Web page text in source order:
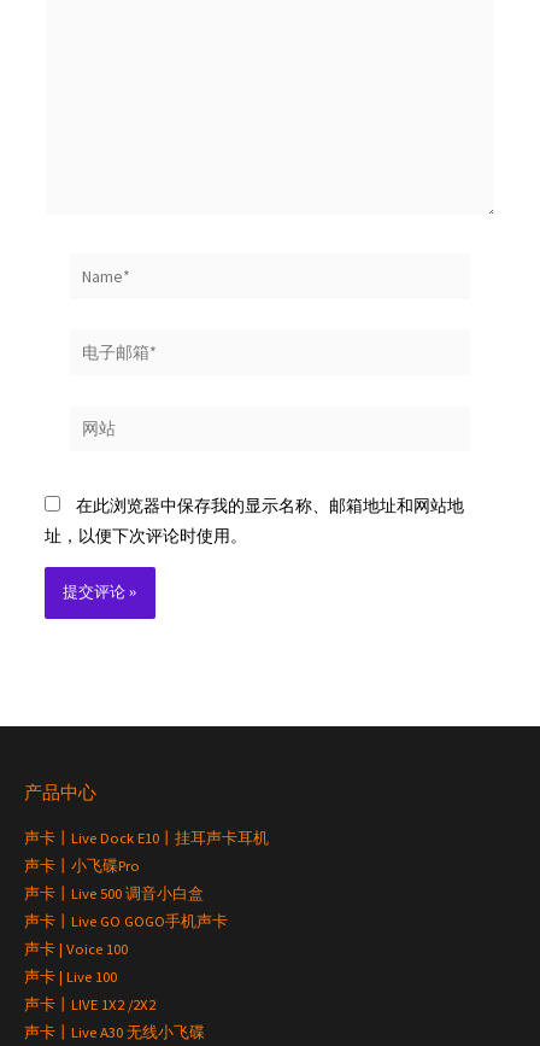
电
箱
网
在此浏览器中保存我的显示名称、邮箱地址和网站地
址，以便下次评论时使用。
产品中心
声卡丨Live Dock E10丨挂耳声卡耳机
声卡丨小飞碟Pro
声卡丨Live 500 调音小白盒
声卡丨Live GO GOGO手机声卡
声卡 | Voice 100
声卡 | Live 100
声卡丨LIVE 1X2 /2X2
声卡丨Live A30 无线小飞碟